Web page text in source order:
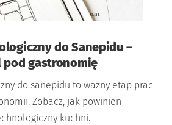
do Sanepidu –
gastronomię
do sanepidu to ważny etap prac
Zobacz, jak powinien
kuchni.